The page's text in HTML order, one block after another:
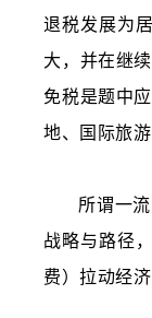
退税发展为
大，并在继
免税是题中
地、国际旅
所谓一
战略与路径
费）拉动经